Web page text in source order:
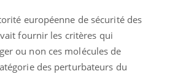
européenne de sécurité des
fournir les critères qui
ou non ces molécules de
des perturbateurs du